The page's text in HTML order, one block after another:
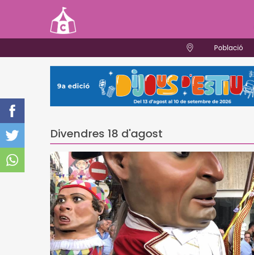
Població
Divendres 18 d'agost